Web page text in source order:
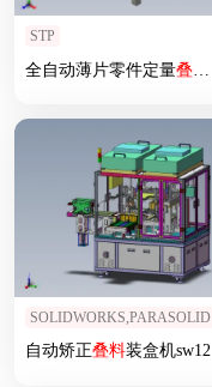
STP
全自动薄片零件定量叠料
SOLIDWORKS,PARASOLID
自动矫正叠料装盒机sw12